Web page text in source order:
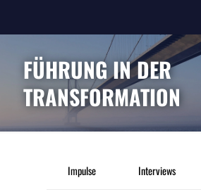
FÜHRUNG IN DER
TRANSFORMATION
Impulse Interviews